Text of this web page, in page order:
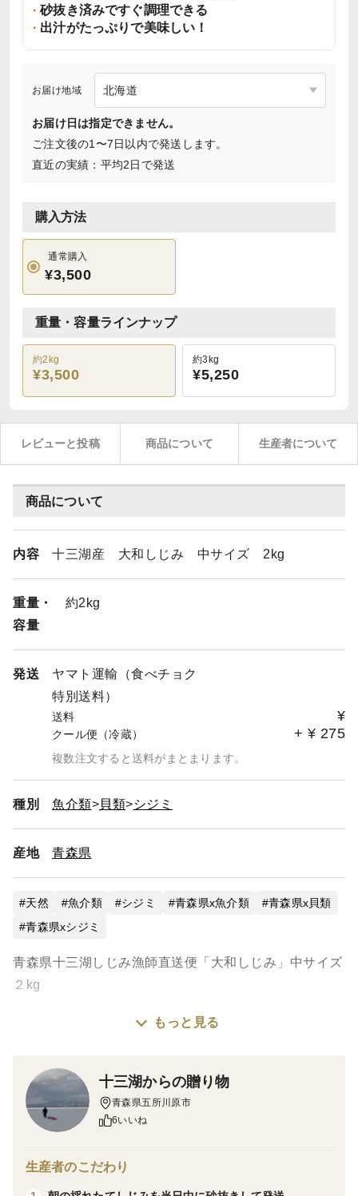
砂抜き済みですぐ調理できる
出汁がたっぷりで美味しい！
お届け地域
お届け日は指定できません。
ご注文後の1〜7日以内で発送します。
直近の実績：平均2日で発送
購入方法
通常購入
¥3,500
重量・容量ラインナップ
約2kg
¥3,500
約3kg
¥5,250
レビューと投稿 商品について 生産者について
商品について
内容 十三湖産 大和しじみ 中サイズ 2kg
重量・
容量
約2kg
発送
ヤマト運輸（食べチョク
特別送料）
送料 ¥
クール便（冷蔵） + ¥ 275
複数注文すると送料がまとまります。
種別 魚介類 貝類 シジミ
産地 青森県
天然 魚介類 シジミ 青森県x魚介類
青森県x貝類
青森県xシジミ
青森県十三湖しじみ漁師直送便「大和しじみ」中サイズ
２kg
青森県十三湖の大和しじみを、朝どれでそのまま直送価
丁寧に砂抜きを行った上で出荷させていただきますの
で、商品到着後、すぐにお召し上がりいただけます。
大きさにバラつきがある場合がございます。時期や貝の
もっと見る
十三湖からの贈り物
青森県五所川原市
6いいね
生産者のこだわり